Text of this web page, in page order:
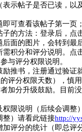
示帖子是否已读，以
可查看该帖子第一页
的方法：登录后，点
后面的图片 ，会转到最
积分和评分说明。点
与评分权限说明。
推书，注册通过验证
的评分权限天数），
加分升级鼓励。目前
权限说明（后续会调整
整）请看此链接http://
评分的统计（即总评